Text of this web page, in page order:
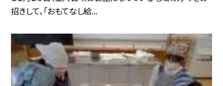
招きして、「おもてなし給...